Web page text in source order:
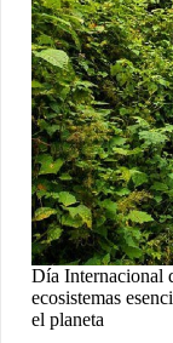
Día Internacional
ecosistemas
el planeta